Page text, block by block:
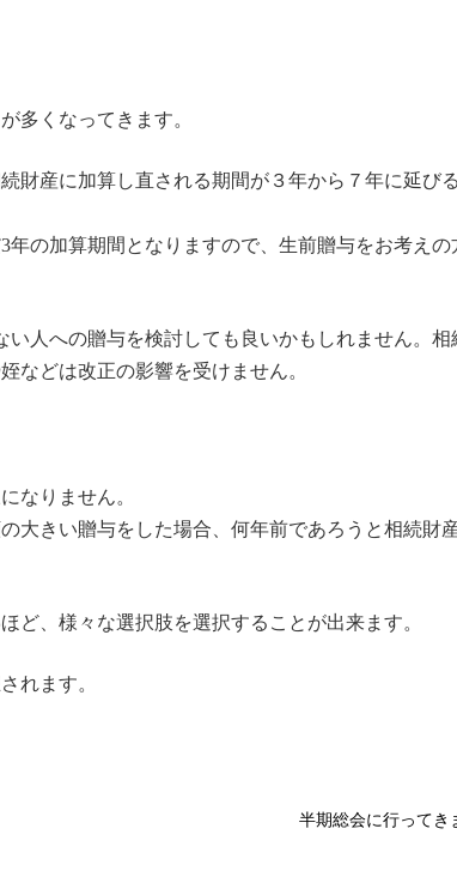
多くなってきます。
財産に加算し直される期間が３年から７年に延び
の加算期間となりますので、生前贈与をお考えの
人への贈与を検討しても良いかもしれません。相
などは改正の影響を受けません。
なりません。
大きい贈与をした場合、何年前であろうと相続財
ど、様々な選択肢を選択することが出来ます。
れます。
半期総会に行ってき